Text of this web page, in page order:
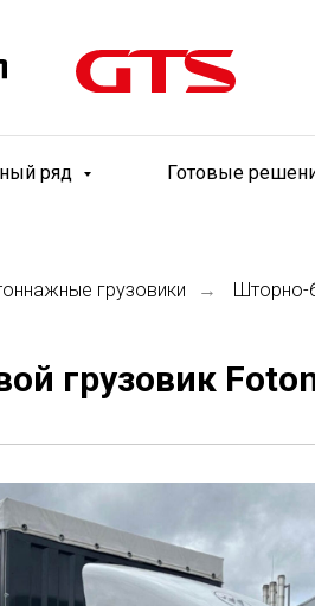
ряд Готовые
грузовики → Шторно-
грузовик